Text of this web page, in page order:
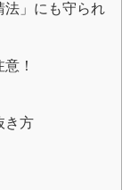
法」にも守られ
！
き方